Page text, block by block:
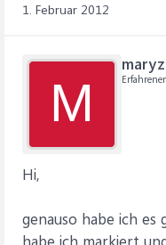
1. Februar 2012
M
Hi,
genauso habe ich es
habe ich markiert